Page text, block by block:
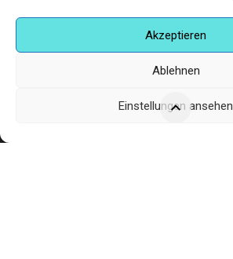
Akzeptieren
Ablehnen
Einstellungen ansehen